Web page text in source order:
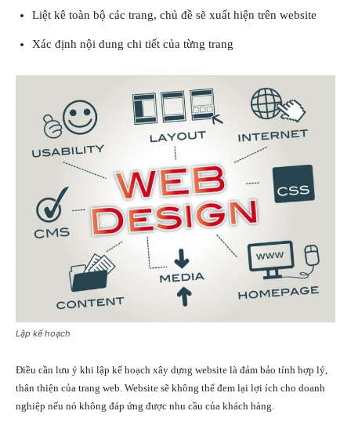
Liệt kê toàn bộ các trang, chủ đề sẽ xuất hiện trên website
Xác định nội dung chi tiết của từng trang
Lập kế hoạch
Điều cần lưu ý khi lập kế hoạch xây dựng website là đảm bảo tính hợp lý,
thân thiện của trang web. Website sẽ không thể đem lại lợi ích cho doanh
nghiệp nếu nó không đáp ứng được nhu cầu của khách hàng.